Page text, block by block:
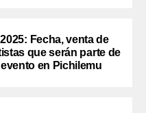
Fecha, venta de
que serán parte de
en Pichilemu